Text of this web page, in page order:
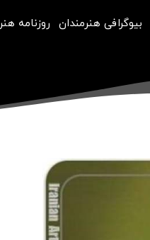
بیوگرافی هنرمندان روزنامه هنر